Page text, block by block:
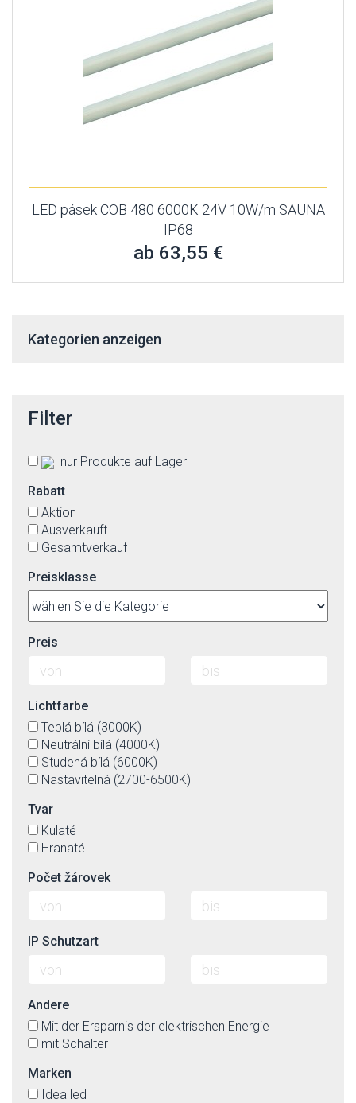
LED pásek COB 480 6000K 24V 10W/m SAUNA
IP68
ab 63,55 €
Kategorien anzeigen
Filter
nur Produkte auf Lager
Rabatt
Aktion
Ausverkauft
Gesamtverkauf
Preisklasse
Preis
Lichtfarbe
Teplá bílá (3000K)
Neutrální bílá (4000K)
Studená bílá (6000K)
Nastavitelná (2700-6500K)
Tvar
Kulaté
Hranaté
Počet žárovek
IP Schutzart
Andere
Mit der Ersparnis der elektrischen Energie
mit Schalter
Marken
Idea led